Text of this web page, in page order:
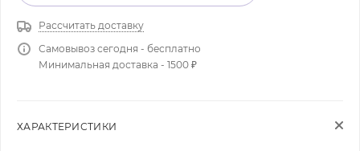
Рассчитать доставку
Самовывоз сегодня - бесплатно
Минимальная доставка - 1500 ₽
ХАРАКТЕРИСТИКИ